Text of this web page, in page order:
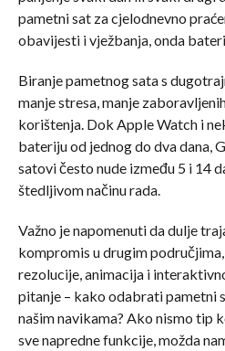
pametni sat za cjelodnevno
obavijesti i vježbanja, onda
Biranje pametnog sata s
manje stresa, manje
korištenja. Dok Apple Watch i
bateriju od jednog do dva dana,
satovi često nude između 5 i 14
štedljivom načinu rada.
Važno je napomenuti da dulje
kompromis u drugim
rezolucije, animacija i
pitanje – kako odabrati pametni
našim navikama? Ako nismo tip
sve napredne funkcije, možda